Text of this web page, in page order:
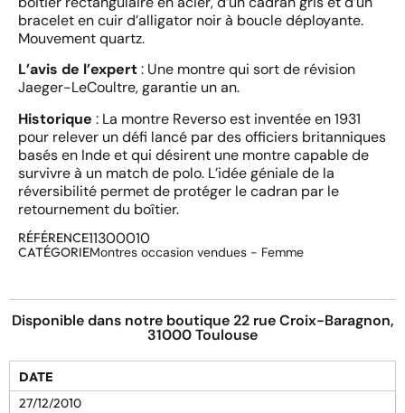
bracelet en cuir d’alligator noir à boucle déployante.
Mouvement quartz.
L’avis de l’expert: Une montre qui sort de révision
Jaeger-LeCoultre, garantie un an.
Historique : La montre Reverso est inventée en 1931
pour relever un défi lancé par des officiers britanniques
basés en Inde et qui désirent une montre capable de
survivre à un match de polo. L’idée géniale de la
réversibilité permet de protéger le cadran par le
retournement du boîtier.
RÉFÉRENCE11300010
CATÉGORIEMontres occasion vendues - Femme
Disponible dans notre boutique 22 rue Croix-Baragnon,
31000 Toulouse
DATE
27/12/2010